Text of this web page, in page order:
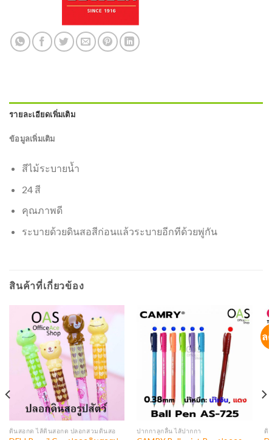
รายละเอียดเพิ่มเติม
ข้อมูลเพิ่มเติม
สีไม้ระบายน้ำ
24 สี
คุณภาพดี
ระบายด้วยดินสอสีก่อนแล้วระบายอีกทีด้วยพู่กัน
สินค้าที่เกี่ยวข้อง
ดินสอกด ไส้ดินสอกด ปลอกสวมดินสอ ปากกาลูกลื่น ไส้ปากกา
ล